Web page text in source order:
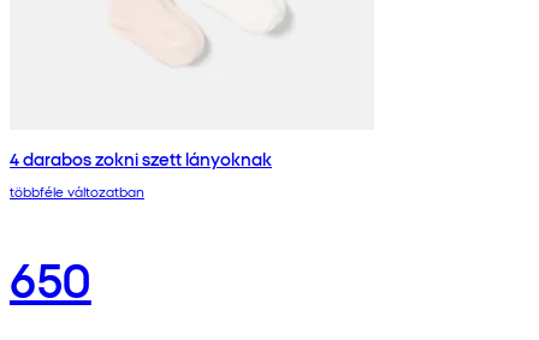
4 darabos zokni szett lányoknak
többféle változatban
650